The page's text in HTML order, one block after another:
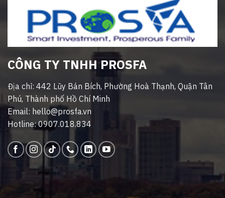
CÔNG TY TNHH PROSFA
Địa chỉ: 442 Lũy Bán Bích, Phường Hoà Thạnh, Quận Tân
Phú, Thành phố Hồ Chí Minh
Email: hello@prosfa.vn
Hotline: 0907.018.834